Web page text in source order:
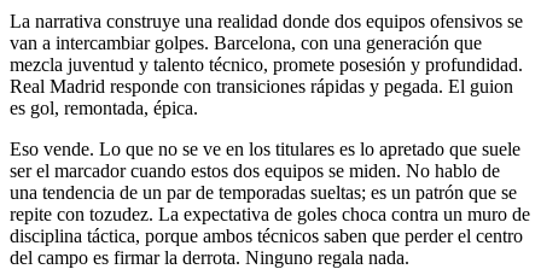
La narrativa construye una realidad donde dos equipos ofensivos se
van a intercambiar golpes. Barcelona, con una generación que
mezcla juventud y talento técnico, promete posesión y profundidad.
Real Madrid responde con transiciones rápidas y pegada. El guion
es gol, remontada, épica.
Eso vende. Lo que no se ve en los titulares es lo apretado que suele
ser el marcador cuando estos dos equipos se miden. No hablo de
una tendencia de un par de temporadas sueltas; es un patrón que se
repite con tozudez. La expectativa de goles choca contra un muro de
disciplina táctica, porque ambos técnicos saben que perder el centro
del campo es firmar la derrota. Ninguno regala nada.